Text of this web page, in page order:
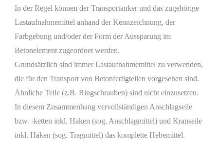
In der Regel können der Transportanker und das zugehörige
Lastaufnahmemittel anhand der Kennzeichnung, der
Farbgebung und/oder der Form der Aussparung im
Betonelement zugeordnet werden.
Grundsätzlich sind immer Lastaufnahmemittel zu verwenden,
die für den Transport von Betonfertigteilen vorgesehen sind.
Ähnliche Teile (z.B. Ringschrauben) sind nicht einzusetzen.
In diesem Zusammenhang vervollständigen Anschlagseile
bzw. -ketten inkl. Haken (sog. Anschlagmittel) und Kranseile
inkl. Haken (sog. Tragmittel) das komplette Hebemittel.